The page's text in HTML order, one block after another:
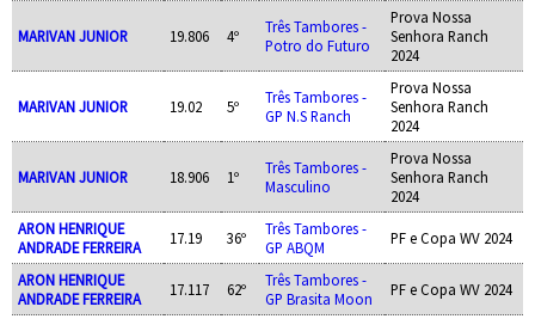
MARIVAN JUNIOR 19.806 4º
Três Tambores -
Potro do Futuro
Prova Nossa
Senhora Ranch
2024
MARIVAN JUNIOR 19.02 5º
Três Tambores -
GP N.S Ranch
Prova Nossa
Senhora Ranch
2024
MARIVAN JUNIOR 18.906 1º
Três Tambores -
Masculino
Prova Nossa
Senhora Ranch
2024
ARON HENRIQUE
ANDRADE FERREIRA
17.19 36º
Três Tambores -
GP ABQM
PF e Copa WV 2024
ARON HENRIQUE
ANDRADE FERREIRA
17.117 62º
Três Tambores -
GP Brasita Moon
PF e Copa WV 2024